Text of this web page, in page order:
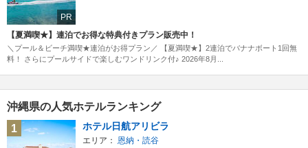
PR
【夏満喫★】連泊でお得な特典付きプラン販売中！
＼プール＆ビーチ満喫★連泊がお得プラン／ 【夏満喫★】2連泊でバナナボート1回無
料！ さらにプールサイドで楽しむワンドリンク付♪ 2026年8月...
沖縄県の人気ホテルランキング
1
ホテル日航アリビラ
エリア： 恩納・読谷